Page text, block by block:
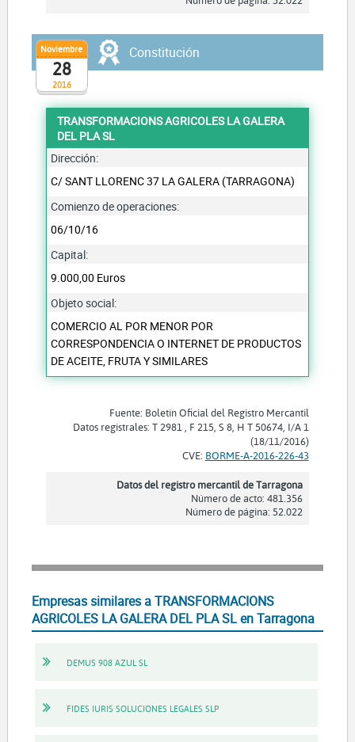
2016
Noviembre
28
Constitución
TRANSFORMACIONS AGRICOLES LA GALERA
DEL PLA SL
Dirección:
C/ SANT LLORENC 37 LA GALERA (TARRAGONA)
Comienzo de operaciones:
06/10/16
Capital:
9.000,00 Euros
Objeto social:
COMERCIO AL POR MENOR POR
CORRESPONDENCIA O INTERNET DE PRODUCTOS
DE ACEITE, FRUTA Y SIMILARES
Fuente: Boletín Oficial del Registro Mercantil
Datos registrales: T 2981 , F 215, S 8, H T 50674, I/A 1
(18/11/2016)
CVE: BORME-A-2016-226-43
Datos del registro mercantil de Tarragona
Número de acto: 481.356
Número de página: 52.022
Empresas similares a TRANSFORMACIONS
AGRICOLES LA GALERA DEL PLA SL en Tarragona
DEMUS 908 AZUL SL
FIDES IURIS SOLUCIONES LEGALES SLP